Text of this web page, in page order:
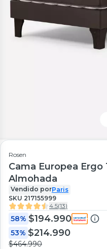
Rosen
Cama Europea Ergo
Almohada
Vendido porParis
SKU 217155999
4.5(13)
58% $194.990
53% $214.990
$464.990